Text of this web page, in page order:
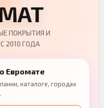
ПОКРЫТИЯ И
2010 ГОДА
Евромате
каталоге, городах